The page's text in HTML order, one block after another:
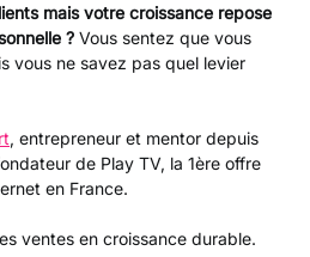
mais votre croissance repose
? Vous sentez que vous
vous ne savez pas quel levier
, entrepreneur et mentor depuis
de Play TV, la 1ère offre
en France.
ventes en croissance durable.